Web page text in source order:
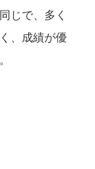
じで、多く
、成績が優